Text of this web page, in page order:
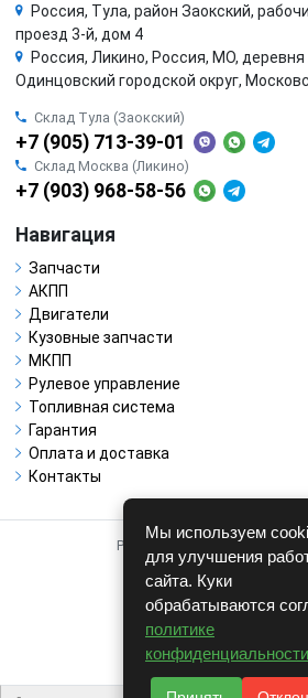
Россия, Тула, район Заокский,
проезд 3-й, дом 4
Россия, Ликино, Россия, МО, деревня
Одинцовский городской округ,
Склад Тула (Заокский)
+7 (905) 713-39-01
Склад Москва (Ликино)
+7 (903) 968-58-56
Навигация
Запчасти
АКПП
Двигатели
Кузовные запчасти
МКПП
Рулевое управление
Топливная система
Гарантия
Оплата и доставка
Контакты
Работает на системе для
CARRO.
Полная
© COPYRIGHT 2026
v1.1.24
Мы используем
для улучшения
сайта. Куки
обрабатываются
политике
конфиденциальности